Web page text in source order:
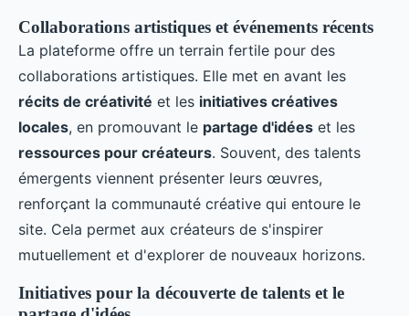
Collaborations artistiques et événements récents
La plateforme offre un terrain fertile pour des
collaborations artistiques. Elle met en avant les
récits de créativité et les initiatives créatives
locales, en promouvant le partage d'idées et les
ressources pour créateurs. Souvent, des talents
émergents viennent présenter leurs œuvres,
renforçant la communauté créative qui entoure le
site. Cela permet aux créateurs de s'inspirer
mutuellement et d'explorer de nouveaux horizons.
Initiatives pour la découverte de talents et le